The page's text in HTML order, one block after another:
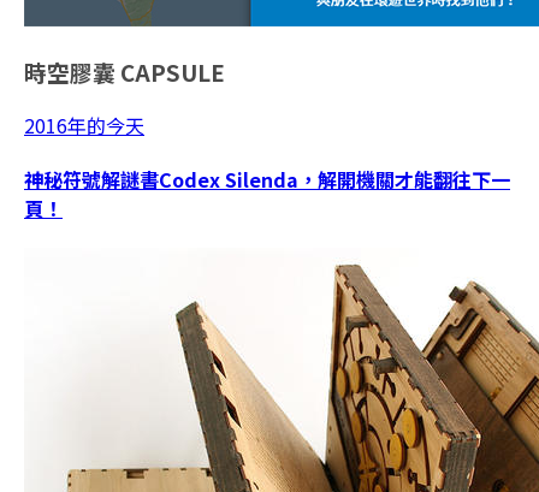
時空膠囊 CAPSULE
2016年的今天
神秘符號解謎書Codex Silenda，解開機關才能翻往下一
頁！